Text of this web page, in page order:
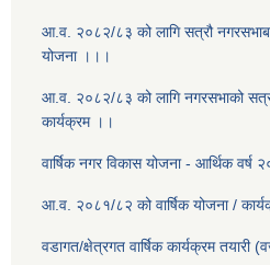
आ.व. २०८२/८३ को लागि सत्रौ
योजना ।।।
आ.व. २०८२/८३ को लागि नगरसभाको
कार्यक्रम ।।
वार्षिक नगर विकास योजना - आर्थिक वर्ष
आ.व. २०८१/८२ को वार्षिक योजना /
वडागत/क्षेत्रगत वार्षिक कार्यक्रम